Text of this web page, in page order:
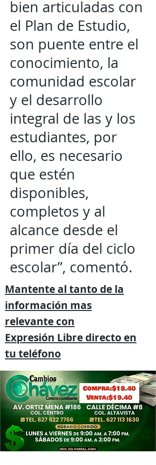
bien articuladas con
el Plan de Estudio,
son puente entre el
conocimiento, la
comunidad escolar
y el desarrollo
integral de las y los
estudiantes, por
ello, es necesario
que estén
disponibles,
completos y al
alcance desde el
primer día del ciclo
escolar”, comentó.
Mantente al tanto de la
información mas
relevante con
Expresión Libre directo en
tu teléfono